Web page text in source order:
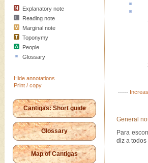
Explanatory note
Reading note
Marginal note
Toponymy
People
Glossary
Hide annotations
Print / copy
Cantigas: Short guide
Glossary
Map of Cantigas
-----
General
Para
diz a